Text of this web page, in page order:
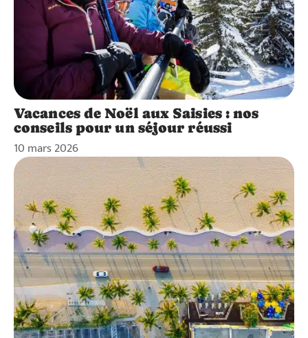
Vacances de Noël aux Saisies : nos
conseils pour un séjour réussi
10 mars 2026